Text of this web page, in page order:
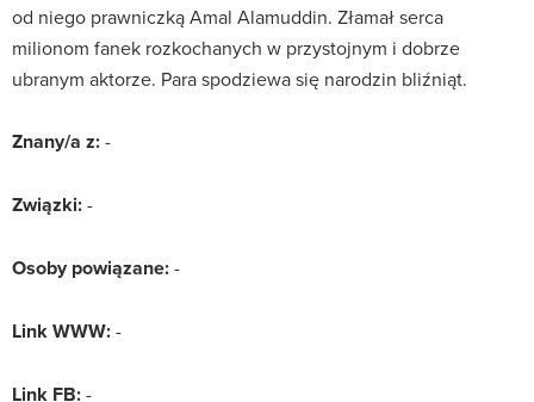
od niego prawniczką Amal Alamuddin. Złamał serca
milionom fanek rozkochanych w przystojnym i dobrze
ubranym aktorze. Para spodziewa się narodzin bliźniąt.
Znany/a z:-
Związki:-
Osoby powiązane:-
Link WWW:-
Link FB:-